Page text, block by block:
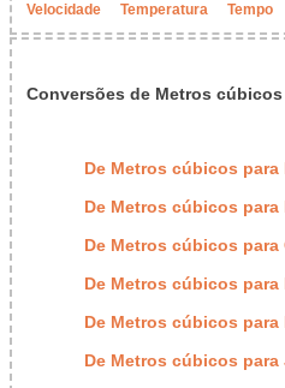
Velocidade Temperatura Tempo
Conversões de Metros cúbicos
De Metros cúbicos para
De Metros cúbicos para
De Metros cúbicos
De Metros cúbicos para
De Metros cúbicos
De Metros cúbicos